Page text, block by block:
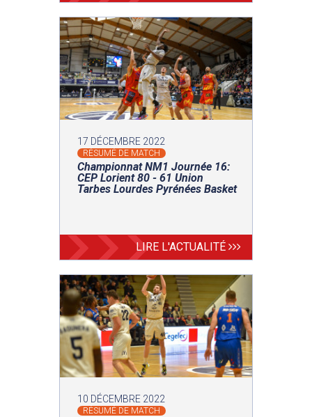
17 DÉCEMBRE 2022
RÉSUMÉ DE MATCH
Championnat NM1 Journée 16:
CEP Lorient 80 - 61 Union
Tarbes Lourdes Pyrénées Basket
LIRE L'ACTUALITÉ
10 DÉCEMBRE 2022
RÉSUMÉ DE MATCH